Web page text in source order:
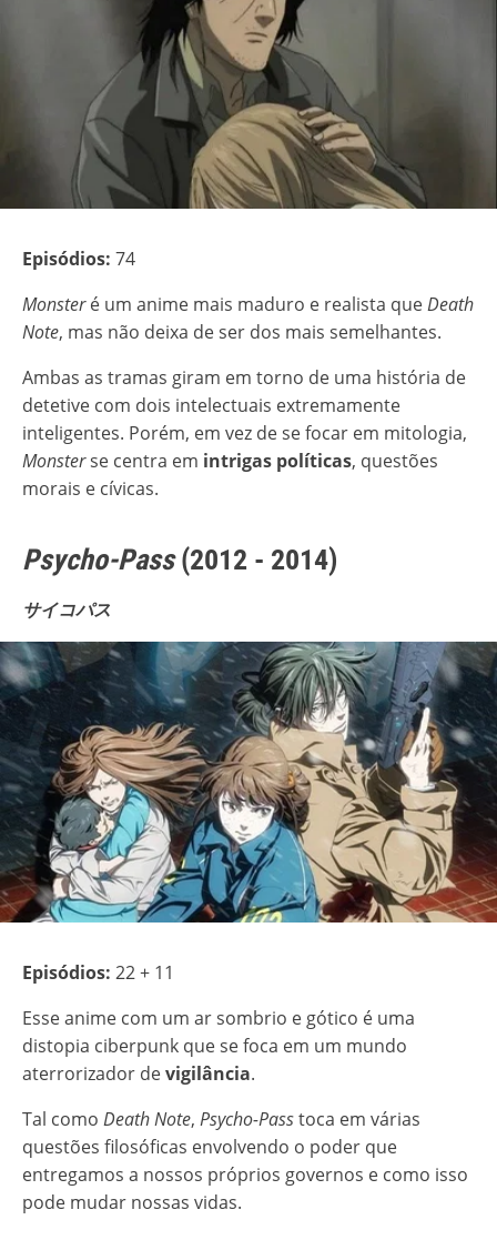
Episódios: 74
Monsteré um anime mais maduro e realista queDeath
Note, mas não deixa de ser dos mais semelhantes.
Ambas as tramas giram em torno de uma história de
detetive com dois intelectuais extremamente
inteligentes. Porém, em vez de se focar em mitologia,
Monsterse centra em intrigas políticas, questões
morais e cívicas.
Psycho-Pass(2012 - 2014)
サイコパス
Episódios: 22 + 11
Esse anime com um ar sombrio e gótico é uma
distopia ciberpunk que se foca em um mundo
aterrorizador devigilância.
Tal como Death Note, Psycho-Passtoca em várias
questões filosóficas envolvendo o poder que
entregamos a nossos próprios governos e como isso
pode mudar nossas vidas.